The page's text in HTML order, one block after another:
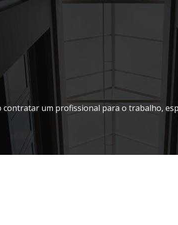
contratar um profissional para o trabalho,